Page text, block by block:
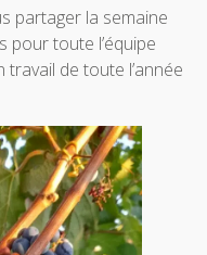
partager la semaine
pour toute l’équipe
de toute l’année